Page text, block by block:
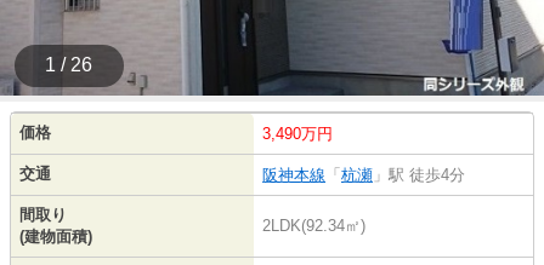
1 / 26
価格 3,490万円
交通 阪神本線 「 杭瀬 」駅 徒歩4分
間取り
(建物面積)
2LDK(92.34㎡)